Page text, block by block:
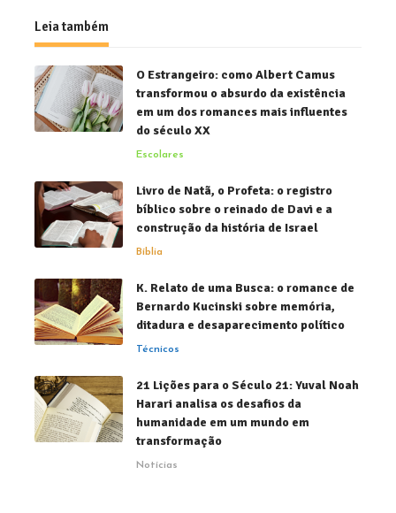
Leia também
O Estrangeiro: como Albert Camus
transformou o absurdo da existência
em um dos romances mais influentes
do século XX
Escolares
Livro de Natã, o Profeta: o registro
bíblico sobre o reinado de Davi e a
construção da história de Israel
Bíblia
K. Relato de uma Busca: o romance de
Bernardo Kucinski sobre memória,
ditadura e desaparecimento político
Técnicos
21 Lições para o Século 21: Yuval Noah
Harari analisa os desafios da
humanidade em um mundo em
transformação
Notícias